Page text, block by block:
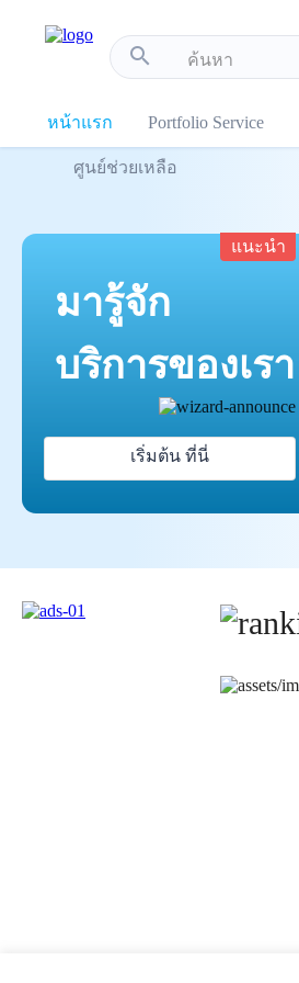
search
หน้าแรก Portfolio Service
ศูนย์ช่วยเหลือ
แนะนำ
มารู้จัก
บริการของเรา
เริ่มต้น ที่นี่